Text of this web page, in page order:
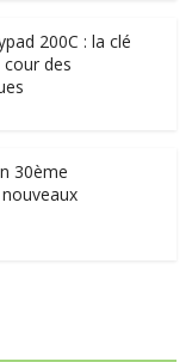
200C : la clé
des
30ème